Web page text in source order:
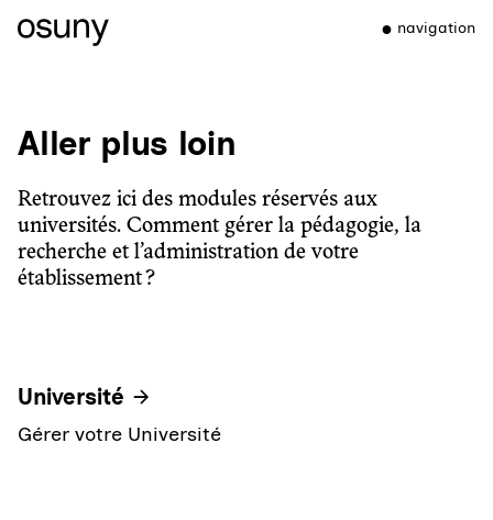
navigation
Aller plus loin
Retrouvez ici des modules réservés aux
universités. Comment gérer la pédagogie, la
recherche et l’administration de votre
établissement ?
Université
Gérer votre Université